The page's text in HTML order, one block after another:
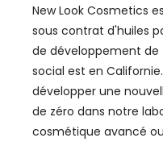
New Look Cosmetics
sous contrat d'huiles
de développement
social est en
développer une
de zéro dans notre
cosmétique avancé